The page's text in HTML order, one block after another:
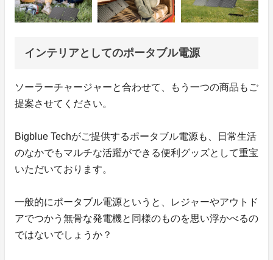
インテリアとしてのポータブル電源
ソーラーチャージャーと合わせて、もう一つの商品もご
提案させてください。
Bigblue Techがご提供するポータブル電源も、日常生活
のなかでもマルチな活躍ができる便利グッズとして重宝
いただいております。
一般的にポータブル電源というと、レジャーやアウトド
アでつかう無骨な発電機と同様のものを思い浮かべるの
ではないでしょうか？